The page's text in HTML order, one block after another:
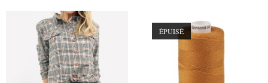
ÉPUISÉ